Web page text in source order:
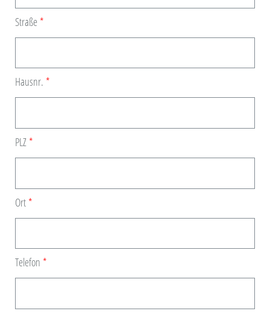
Straße
Hausnr.
PLZ
Ort
Telefon